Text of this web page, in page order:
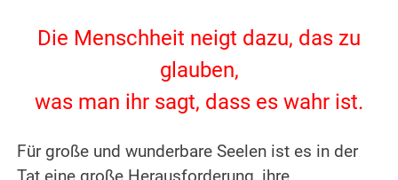
Die Menschheit neigt dazu, das zu
glauben,
was man ihr sagt, dass es wahr ist.
Für große und wunderbare Seelen ist es in der